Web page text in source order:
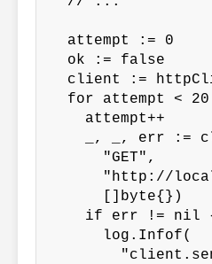
  attempt := 0
  ok := false
client :=
for attempt < 20
    attempt++
_, _, err :=
      "GET",
"http://
      []byte{})
if err != nil
      log.Infof(